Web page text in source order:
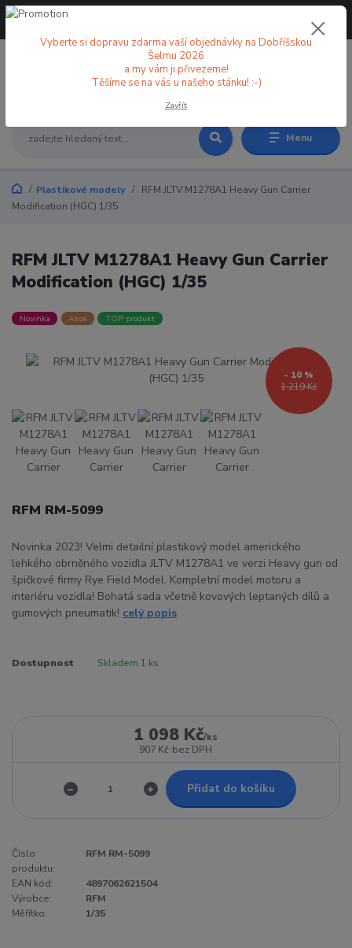
Menu
+420 773 998 582
Plastikové modely
RFM JLTV M1278A1 Heavy Gun Carrier
Modification (HGC) 1/35
RFM JLTV M1278A1 Heavy Gun Carrier
Modification (HGC) 1/35
Novinka Akce TOP produkt
1 219 Kč
- 10 %
RFM RM-5099
Novinka 2023! Velmi detailní plastikový model amerického
lehkého obrněného vozidla JLTV M1278A1 ve verzi Heavy gun od
špičkové firmy Rye Field Model. Kompletní model motoru a
interiéru vozidla! Bohatá sada včetně kovových leptaných dílů a
gumových pneumatik! celý popis
Dostupnost Skladem 1 ks
1 098 Kč/ks
907 Kč bez DPH
Přidat do košíku
Číslo
produktu:
RFM RM-5099
EAN kód:
4897062621504
Výrobce:
RFM
Měřítko:
1/35
Vyberte si dopravu zdarma vaší objednávky na Dobříšskou
Šelmu 2026
a my vám ji přivezeme!
Těšíme se na vás u našeho stánku! :-)
Zavřít